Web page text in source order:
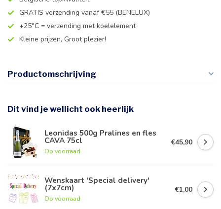
GRATIS verzending vanaf €55 (BENELUX)
+25°C = verzending met koelelement
Kleine prijzen, Groot plezier!
Productomschrijving
Dit vind je wellicht ook heerlijk
Leonidas 500g Pralines en fles
CAVA 75cl
Op voorraad
€45,90
Wenskaart 'Special delivery'
(7x7cm)
Op voorraad
€1,00